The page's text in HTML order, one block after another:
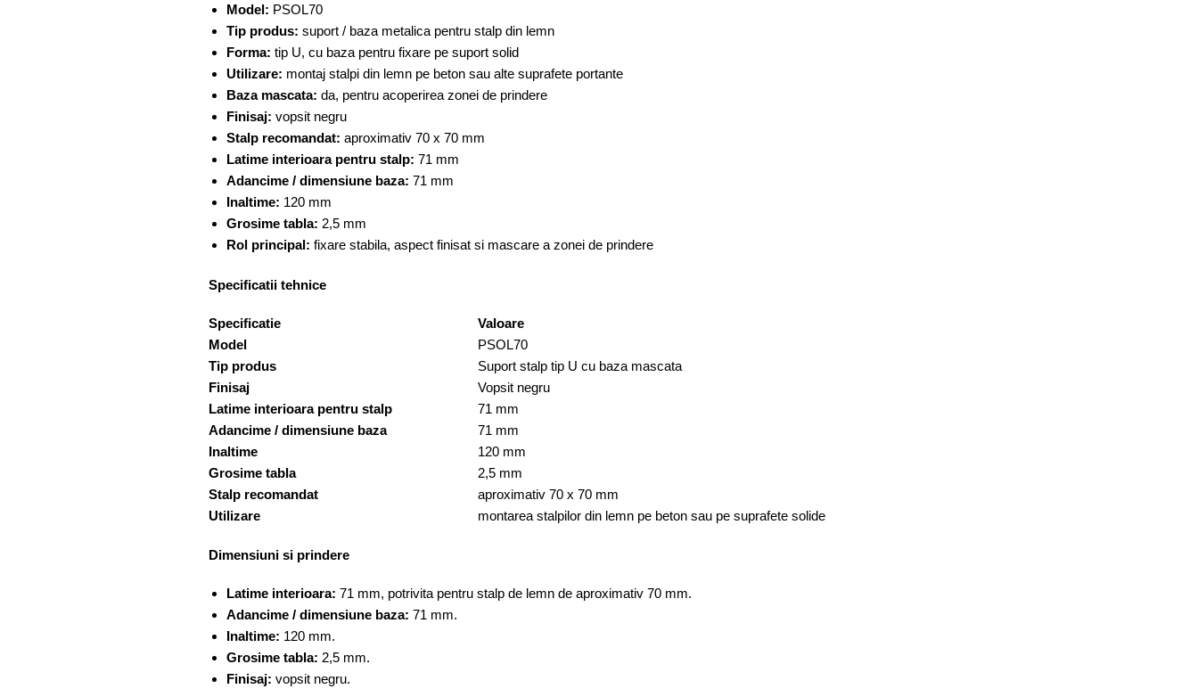
Model: PSOL70
Tip produs: suport / baza metalica pentru stalp din lemn
Forma: tip U, cu baza pentru fixare pe suport solid
Utilizare: montaj stalpi din lemn pe beton sau alte suprafete portante
Baza mascata: da, pentru acoperirea zonei de prindere
Finisaj: vopsit negru
Stalp recomandat: aproximativ 70 x 70 mm
Latime interioara pentru stalp: 71 mm
Adancime / dimensiune baza: 71 mm
Inaltime: 120 mm
Grosime tabla: 2,5 mm
Rol principal: fixare stabila, aspect finisat si mascare a zonei de prindere
Specificatii tehnice
Specificatie
Valoare
Model
PSOL70
Tip produs
Suport stalp tip U cu baza mascata
Finisaj
Vopsit negru
Latime interioara pentru stalp
71 mm
Adancime / dimensiune baza
71 mm
Inaltime
120 mm
Grosime tabla
2,5 mm
Stalp recomandat
aproximativ 70 x 70 mm
Utilizare
montarea stalpilor din lemn pe beton sau pe suprafete solide
Dimensiuni si prindere
Latime interioara: 71 mm, potrivita pentru stalp de lemn de aproximativ 70 mm.
Adancime / dimensiune baza: 71 mm.
Inaltime: 120 mm.
Grosime tabla: 2,5 mm.
Finisaj: vopsit negru.